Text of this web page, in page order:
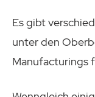
Es gibt
unter den
Manufacturings